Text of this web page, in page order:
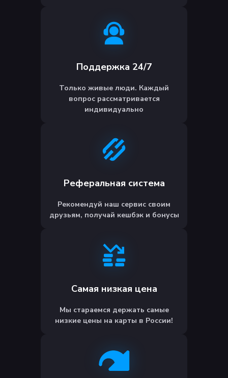
Поддержка 24/7
Только живые люди. Каждый
вопрос рассматривается
индивидуально
Реферальная система
Рекомендуй наш сервис своим
друзьям, получай кешбэк и бонусы
Самая низкая цена
Мы стараемся держать самые
низкие цены на карты в России!